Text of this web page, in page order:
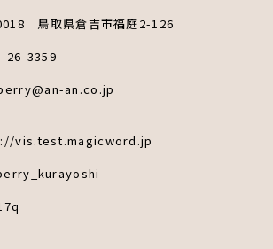
0018 鳥取県倉吉市福庭2-126
26-3359
an.co.jp
vis.test.magicword.jp